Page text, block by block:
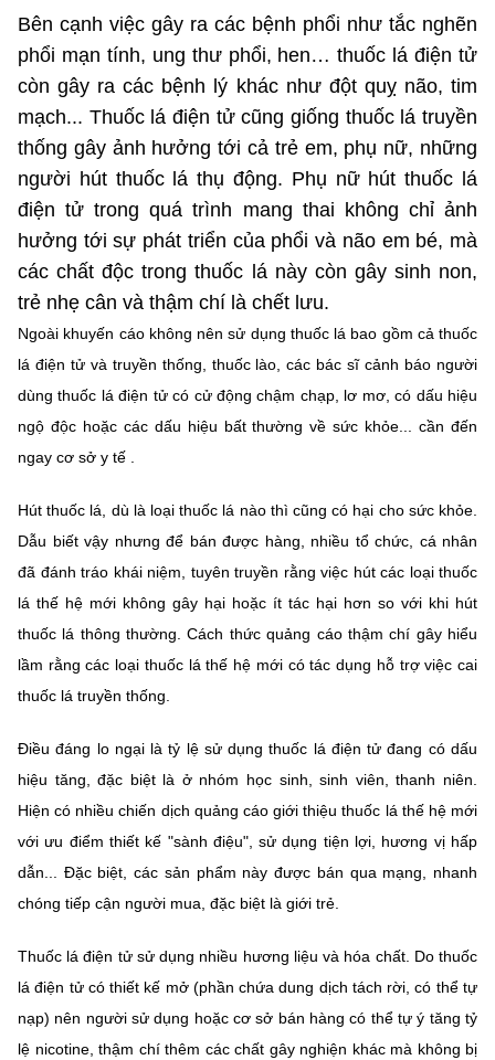
Tiêu chuẩn, đo lường, chất lượng
Năng lượng nguyên tử
Voice
Nhiệm vụ trọng tâm
Chọn ngôn ngữ
Vietnamese English
BỘ KHOA HỌC VÀ CÔNG NGHỆ
Điều khoản sử dụng Theo dõi MST: Góp ý
Cơ quan chủ quản: Bộ Khoa học và Công nghệ (MST)
Chịu trách nhiệm nội dung: Nguyễn Thị Hải Hằng
Liên hệ
Địa chỉ: Ban Biên tập Cổng TTĐT - 18 Nguyễn Du, TP. Hà Nội
Email:stc@mst.gov.vn
©2026 Bản quyền thuộc Bộ Khoa Học và Công Nghệ
(Ghi rõ nguồn "https://mst.gov.vn" khi phát hành lại thông tin từ
website này)
Bên cạnh việc gây ra các bệnh phổi như tắc nghẽn
phổi mạn tính, ung thư phổi, hen… thuốc lá điện tử
còn gây ra các bệnh lý khác như đột quỵ não, tim
mạch... Thuốc lá điện tử cũng giống thuốc lá truyền
thống gây ảnh hưởng tới cả trẻ em, phụ nữ, những
người hút thuốc lá thụ động. Phụ nữ hút thuốc lá
điện tử trong quá trình mang thai không chỉ ảnh
hưởng tới sự phát triển của phổi và não em bé, mà
các chất độc trong thuốc lá này còn gây sinh non,
trẻ nhẹ cân và thậm chí là chết lưu.
Ngoài khuyến cáo không nên sử dụng thuốc lá bao gồm cả thuốc
lá điện tử và truyền thống, thuốc lào, các bác sĩ cảnh báo người
dùng thuốc lá điện tử có cử động chậm chạp, lơ mơ, có dấu hiệu
ngộ độc hoặc các dấu hiệu bất thường về sức khỏe... cần đến
ngay cơ sở y tế .
Hút thuốc lá, dù là loại thuốc lá nào thì cũng có hại cho sức khỏe.
Dẫu biết vậy nhưng để bán được hàng, nhiều tổ chức, cá nhân
đã đánh tráo khái niệm, tuyên truyền rằng việc hút các loại thuốc
lá thế hệ mới không gây hại hoặc ít tác hại hơn so với khi hút
thuốc lá thông thường. Cách thức quảng cáo thậm chí gây hiểu
lầm rằng các loại thuốc lá thế hệ mới có tác dụng hỗ trợ việc cai
thuốc lá truyền thống.
Điều đáng lo ngại là tỷ lệ sử dụng thuốc lá điện tử đang có dấu
hiệu tăng, đặc biệt là ở nhóm học sinh, sinh viên, thanh niên.
Hiện có nhiều chiến dịch quảng cáo giới thiệu thuốc lá thế hệ mới
với ưu điểm thiết kế "sành điệu", sử dụng tiện lợi, hương vị hấp
dẫn... Đặc biệt, các sản phẩm này được bán qua mạng, nhanh
chóng tiếp cận người mua, đặc biệt là giới trẻ.
Thuốc lá điện tử sử dụng nhiều hương liệu và hóa chất. Do thuốc
lá điện tử có thiết kế mở (phần chứa dung dịch tách rời, có thể tự
nạp) nên người sử dụng hoặc cơ sở bán hàng có thể tự ý tăng tỷ
lệ nicotine, thậm chí thêm các chất gây nghiện khác mà không bị